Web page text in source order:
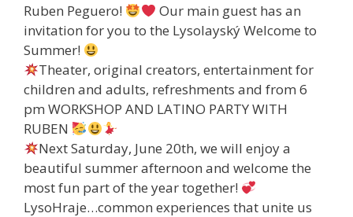
Ruben Peguero!
Our main guest has an
invitation for you to the Lysolayský Welcome to
Summer!
Theater, original creators, entertainment for
children and adults, refreshments and from 6
pm WORKSHOP AND LATINO PARTY WITH
RUBEN
Next Saturday, June 20th, we will enjoy a
beautiful summer afternoon and welcome the
most fun part of the year together!
LysoHraje…common experiences that unite us